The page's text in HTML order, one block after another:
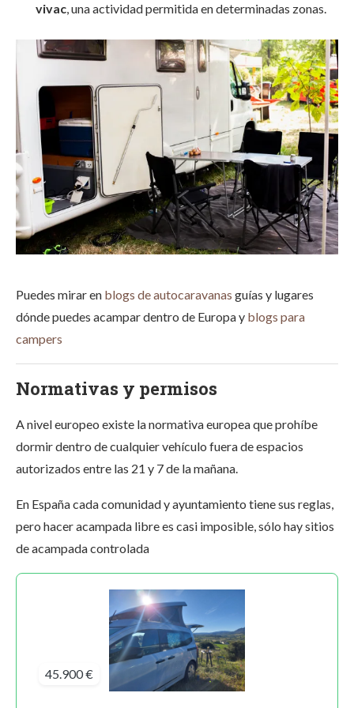
vivac, una actividad permitida en determinadas zonas.
Puedes mirar en blogs de autocaravanas guías y lugares
dónde puedes acampar dentro de Europa y blogs para
campers
Normativas y permisos
A nivel europeo existe la normativa europea que prohíbe
dormir dentro de cualquier vehículo fuera de espacios
autorizados entre las 21 y 7 de la mañana.
En España cada comunidad y ayuntamiento tiene sus reglas,
pero hacer acampada libre es casi imposible, sólo hay sitios
de acampada controlada
45.900 €